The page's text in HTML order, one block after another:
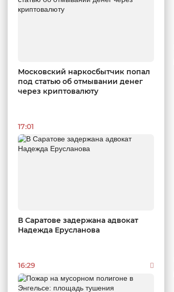
Московский наркосбытчик попал
под статью об отмывании денег
через криптовалюту
17:01
В Саратове задержана адвокат
Надежда Ерусланова
16:29